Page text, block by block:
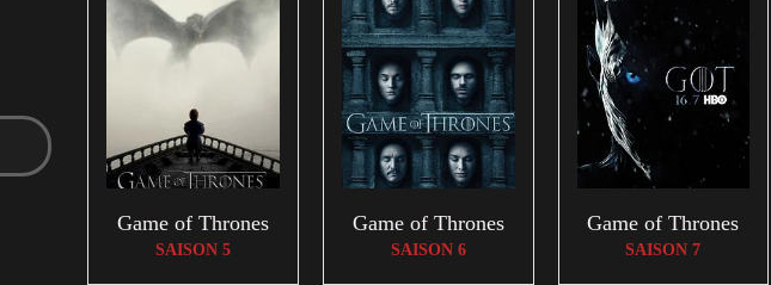
Game of Thrones
SAISON 5
Game of Thrones
SAISON 6
Game of Thrones
SAISON 7